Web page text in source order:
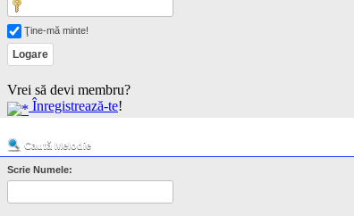
Ţine-mă minte!
Vrei să devi membru?
Înregistrează-te!
Caută Melodie
Scrie Numele: